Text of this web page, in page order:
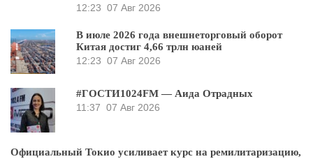
12:23 07 Авг 2026
В июле 2026 года внешнеторговый оборот
Китая достиг 4,66 трлн юаней
12:23 07 Авг 2026
#ГОСТИ1024FM — Аида Отрадных
11:37 07 Авг 2026
Официальный Токио усиливает курс на ремилитаризацию,